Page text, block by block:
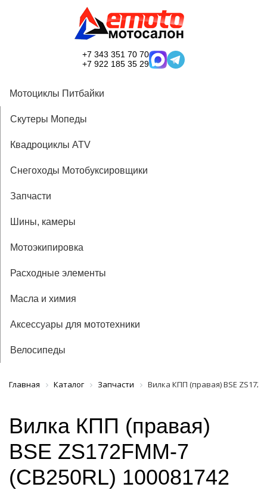
+7 343 351 70 70
+7 922 185 35 29
Мотоциклы Питбайки
Скутеры Мопеды
Квадроциклы ATV
Снегоходы Мотобуксировщики
Запчасти
Шины, камеры
Мотоэкипировка
Расходные элементы
Масла и химия
Аксессуары для мототехники
Велосипеды
Главная Каталог Запчасти Вилка КПП (правая) BSE
Вилка КПП (правая)
BSE ZS172FMM-7
(CB250RL) 100081742